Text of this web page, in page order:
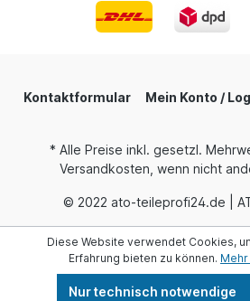
Kontaktformular Mein Konto /
* Alle Preise inkl. gesetzl.
Versandkosten, wenn nicht
© 2022 ato-teileprofi24.de |
Diese Website verwendet Cookies,
Erfahrung bieten zu können.
Nur technisch notwendige